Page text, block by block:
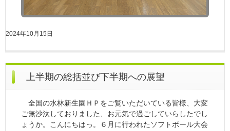
2024年10月15日
上半期の総括並び下半期への展望
全国の水林新生園ＨＰをご覧いただいている皆様、大変
ご無沙汰しておりました、お元気で過ごしていらしたでし
ょうか。こんにちはっ。６月に行われたソフトボール大会